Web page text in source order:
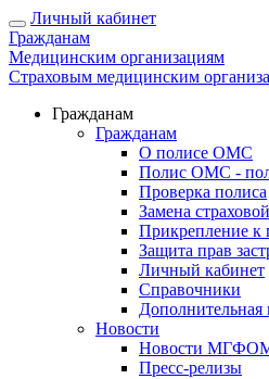
Личный кабинет
Гражданам
Медицинским организациям
Страховым медицинским
Гражданам
Гражданам
О полисе ОМС
Полис ОМС -
Проверка полиса
Замена
Прикрепление к
Защита прав
Личный кабинет
Справочники
Новости
Новости
Пресс-релизы